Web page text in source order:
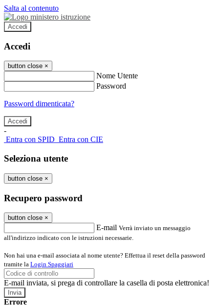
Salta al contenuto
Accedi
Accedi
button close ×
Nome Utente
Password
Password dimenticata?
-
Entra con SPID Entra con CIE
Seleziona utente
button close ×
Recupero password
button close ×
E-mail Verrà inviato un messaggio
all'indirizzo indicato con le istruzioni necessarie.
Non hai una e-mail associata al nome utente? Effettua il reset della password
tramite la Login Spaggiari
E-mail inviata, si prega di controllare la casella di posta elettronica!
Errore